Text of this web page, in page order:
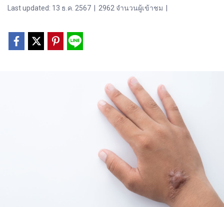
Last updated: 13 ธ.ค. 2567 2962 จำนวนผู้เข้าชม